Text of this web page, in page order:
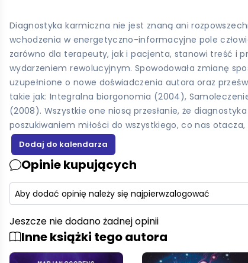
Diagnostyka karmiczna nie jest znaną ani
wchodzenia w energetyczno-informacyjne pole
zarówno dla terapeuty, jak i pacjenta, stanowi treść i
wydarzeniem rewolucyjnym. Spowodowała zmianę
uzupełnione o nowe doświadczenia autora oraz
takie jak: Integralna biorgonomia (2004),
(2008). Wszystkie one niosą przesłanie, że
poszukiwaniem miłości do wszystkiego, co nas
Opinie kupujących
Aby dodać opinię należy się najpierwzalogować
Jeszcze nie dodano żadnej opinii
Inne książki tego autora